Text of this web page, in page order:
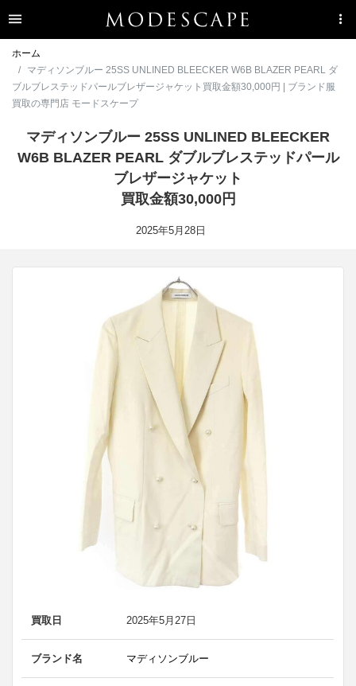
ホーム
マディソンブルー 25SS UNLINED BLEECKER W6B BLAZER PEARL ダ
ブルブレステッドパールブレザージャケット買取金額30,000円 | ブランド服
買取の専門店 モードスケープ
マディソンブルー 25SS UNLINED BLEECKER
W6B BLAZER PEARL ダブルブレステッドパール
ブレザージャケット
買取金額30,000円
2025年5月28日
買取日 2025年5月27日
ブランド名 マディソンブルー